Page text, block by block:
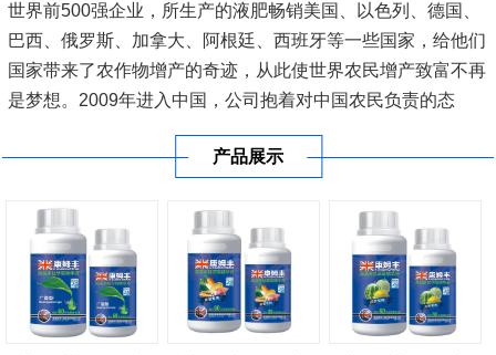
世界前500强企业，所生产的液肥畅销美国、以色列、德国、
巴西、俄罗斯、加拿大、阿根廷、西班牙等一些国家，给他们
国家带来了农作物增产的奇迹，从此使世界农民增产致富不再
是梦想。2009年进入中国，公司抱着对中国农民负责的态
东、广西、海南等20多...
[查看详情]
产品展示